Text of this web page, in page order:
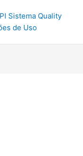
Sistema Quality
de Uso